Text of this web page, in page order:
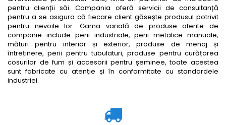
pentru clienții săi. Compania oferă servicii de consultanță
pentru a se asigura că fiecare client găsește produsul potrivit
pentru nevoile lor. Gama variată de produse oferite de
companie include perii industriale, perii metalice manuale,
mături pentru interior și exterior, produse de menaj și
întreținere, perii pentru tubulaturi, produse pentru curățarea
cosurilor de fum și accesorii pentru șeminee, toate acestea
sunt fabricate cu atenție și în conformitate cu standardele
industriei.